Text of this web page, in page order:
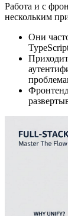
Работа и с
нескольким
Они